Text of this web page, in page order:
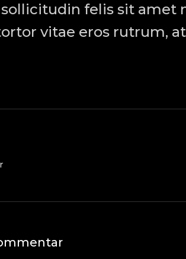
sollicitudin felis sit
vitae eros rutrum,